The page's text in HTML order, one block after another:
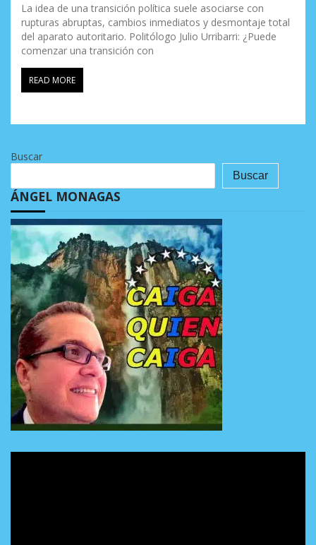
La idea de una transición política suele asociarse con
rupturas abruptas, cambios inmediatos y desmontaje total
del aparato autoritario. Politólogo Julio Urribarri: ¿Puede
comenzar una transición con
READ MORE
Buscar
Buscar
ÁNGEL MONAGAS